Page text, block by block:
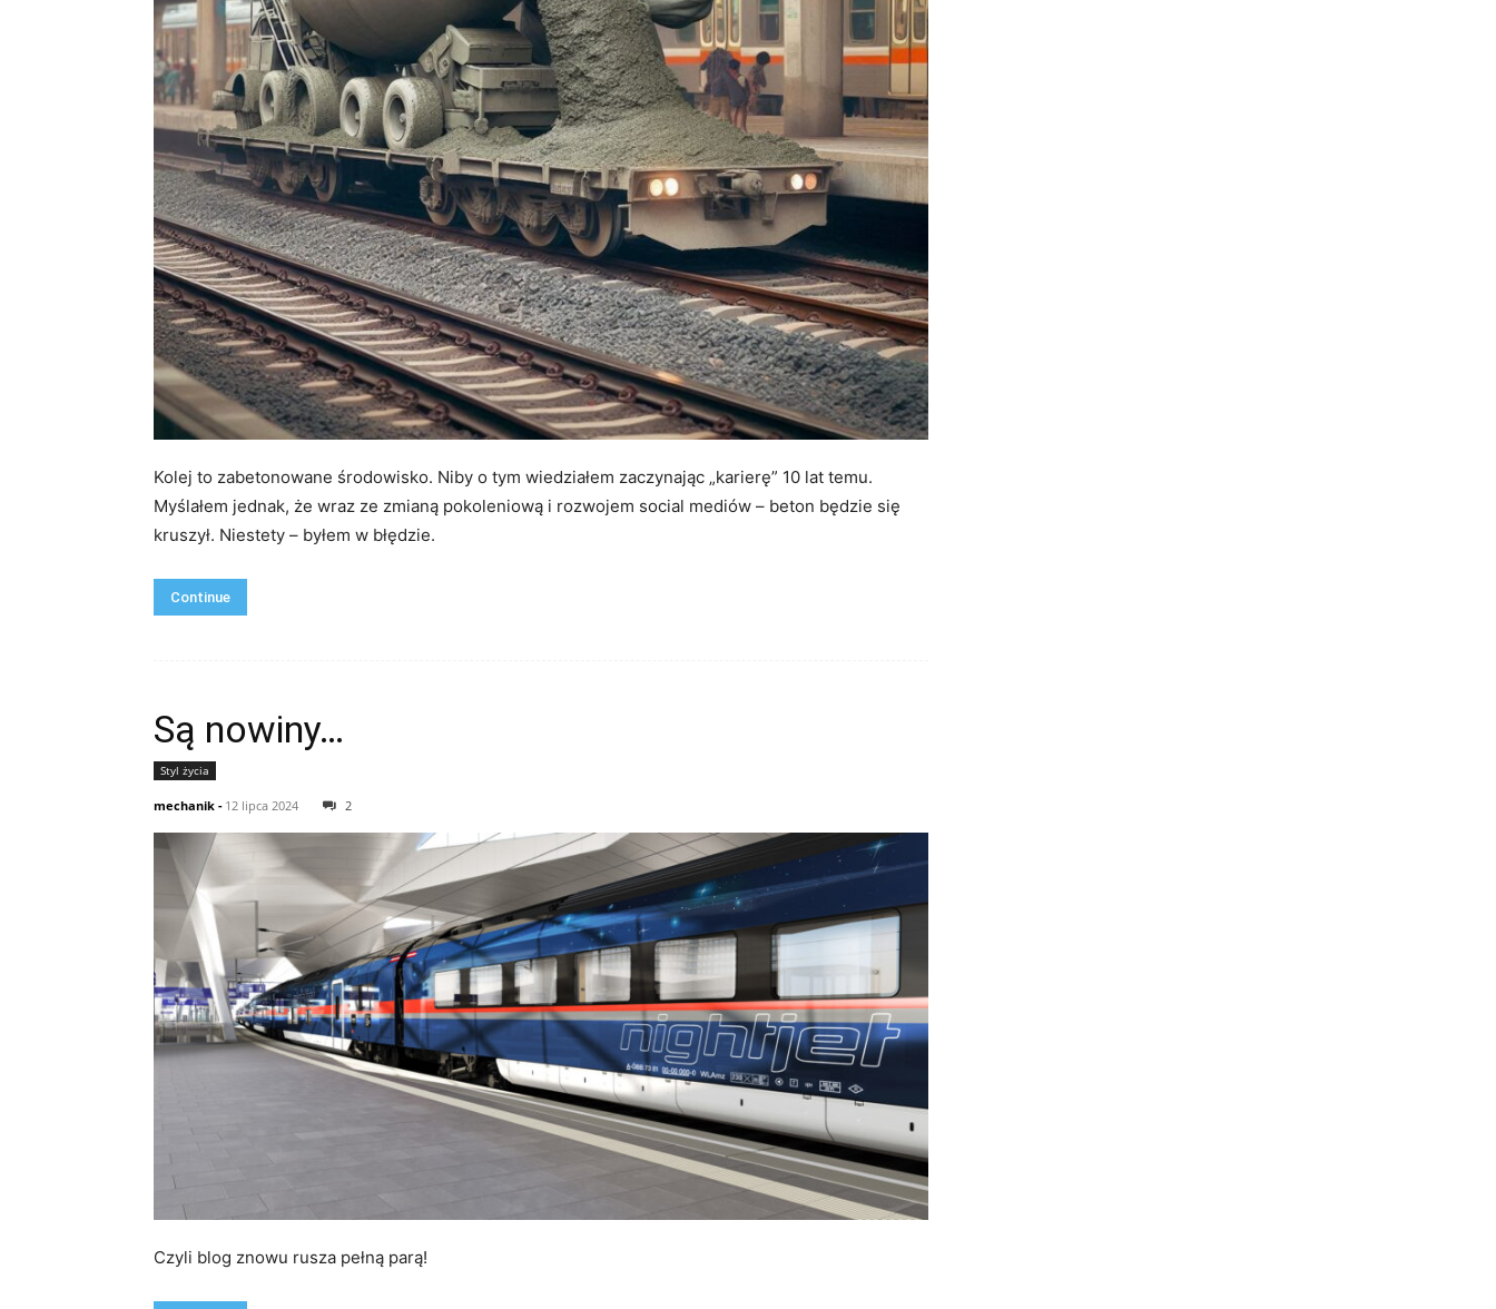
Kolej to zabetonowane środowisko. Niby o tym wiedziałem zaczynając „karierę” 10 lat temu.
Myślałem jednak, że wraz ze zmianą pokoleniową i rozwojem social mediów – beton będzie się
kruszył. Niestety – byłem w błędzie.
Continue
Są nowiny…
Styl życia
mechanik - 12 lipca 2024 2
Czyli blog znowu rusza pełną parą!